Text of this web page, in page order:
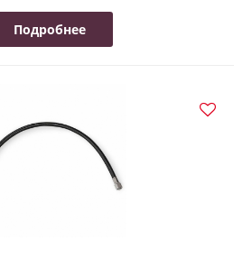
Подробнее